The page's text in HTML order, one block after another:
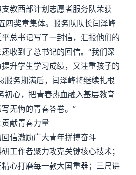
教西部计划志愿者服务队荣获
四奖章集体。服务队队长闫泽峰
总书记写了一封信，汇报他们的
收到了总书记的回信。“我们深
升学生学习成绩，又注重孩子的
服务期满后，闫泽峰将继续扎根
初心，把青春热血融入基层教育
无悔的青春答卷。”
献青春力量
信激励广大青年拼搏奋斗
工作者聚力攻克关键核心技术；
心打磨每一款大国重器；三尺讲